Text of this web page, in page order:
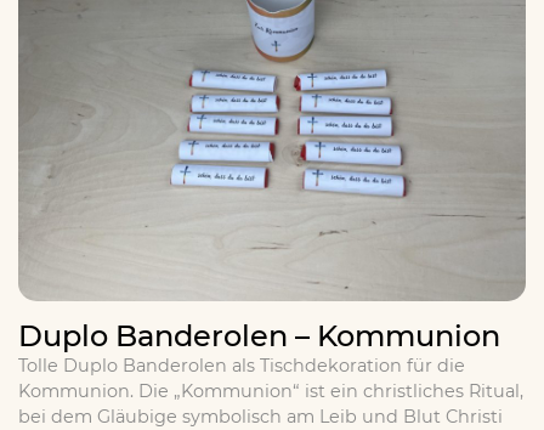
Duplo Banderolen – Kommunion
Tolle Duplo Banderolen als Tischdekoration für die
Kommunion. Die „Kommunion“ ist ein christliches Ritual,
bei dem Gläubige symbolisch am Leib und Blut Christi